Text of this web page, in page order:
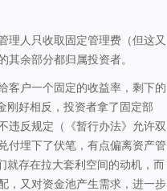
理人只收取固定管理费（但这又
其余部分都归属投资者。
客户一个固定的收益率，剩下的
刚好相反，投资者拿了固定部
违反规定（《暂行办法》允许双
付埋下了伏笔，有点偏离资产管
就存在拉大套利空间的动机，而
，又对资金池产生需求，进一步